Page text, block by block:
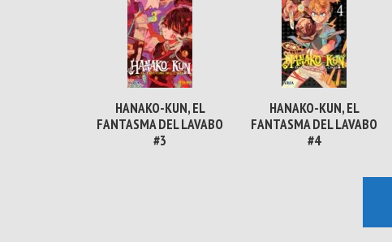
HANAKO-KUN, EL
FANTASMA DEL LAVABO
#3
HANAKO-KUN, EL
FANTASMA DEL LAVABO
#4